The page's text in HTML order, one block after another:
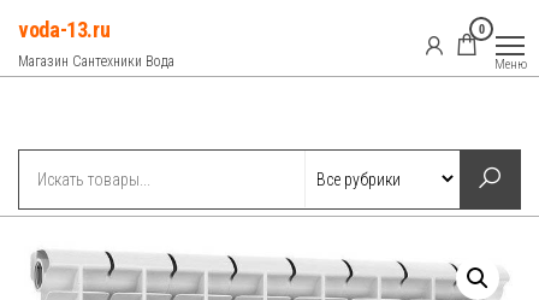
Перейти
содержимому
voda-13.ru
Магазин Сантехники Вода
0
Меню